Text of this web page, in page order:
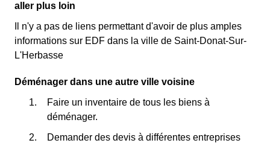
aller plus loin
Il n'y a pas de liens permettant d'avoir de plus amples
informations sur EDF dans la ville de Saint-Donat-Sur-
L'Herbasse
Déménager dans une autre ville voisine
Faire un inventaire de tous les biens à
déménager.
Demander des devis à différentes entreprises